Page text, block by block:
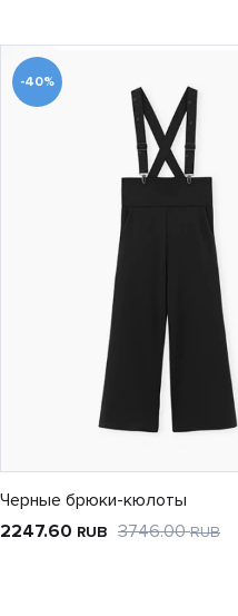
-40%
Черные брюки-кюлоты
2247.60 RUB 3746.00RUB